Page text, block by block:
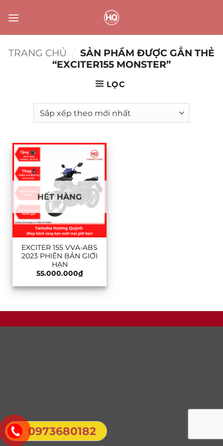
0973680182
qua
TRANG CHỦ / SẢN PHẨM ĐƯỢC GẮN THẺ
“EXCITER155 MONSTER”
LỌC
HẾT HÀNG
EXCITER 155 VVA-ABS
2023 PHIÊN BẢN GIỚI
HẠN
55.000.000₫